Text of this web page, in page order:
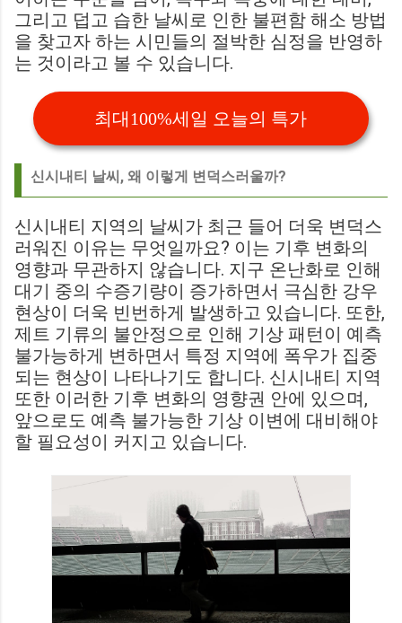
그리고 덥고 습한 날씨로 인한 불편함 해소 방법
을 찾고자 하는 시민들의 절박한 심정을 반영하
는 것이라고 볼 수 있습니다.
최대100%세일 오늘의 특가
신시내티 날씨, 왜 이렇게 변덕스러울까?
신시내티 지역의 날씨가 최근 들어 더욱 변덕스
러워진 이유는 무엇일까요? 이는 기후 변화의
영향과 무관하지 않습니다. 지구 온난화로 인해
대기 중의 수증기량이 증가하면서 극심한 강우
현상이 더욱 빈번하게 발생하고 있습니다. 또한,
제트 기류의 불안정으로 인해 기상 패턴이 예측
불가능하게 변하면서 특정 지역에 폭우가 집중
되는 현상이 나타나기도 합니다. 신시내티 지역
또한 이러한 기후 변화의 영향권 안에 있으며,
앞으로도 예측 불가능한 기상 이변에 대비해야
할 필요성이 커지고 있습니다.